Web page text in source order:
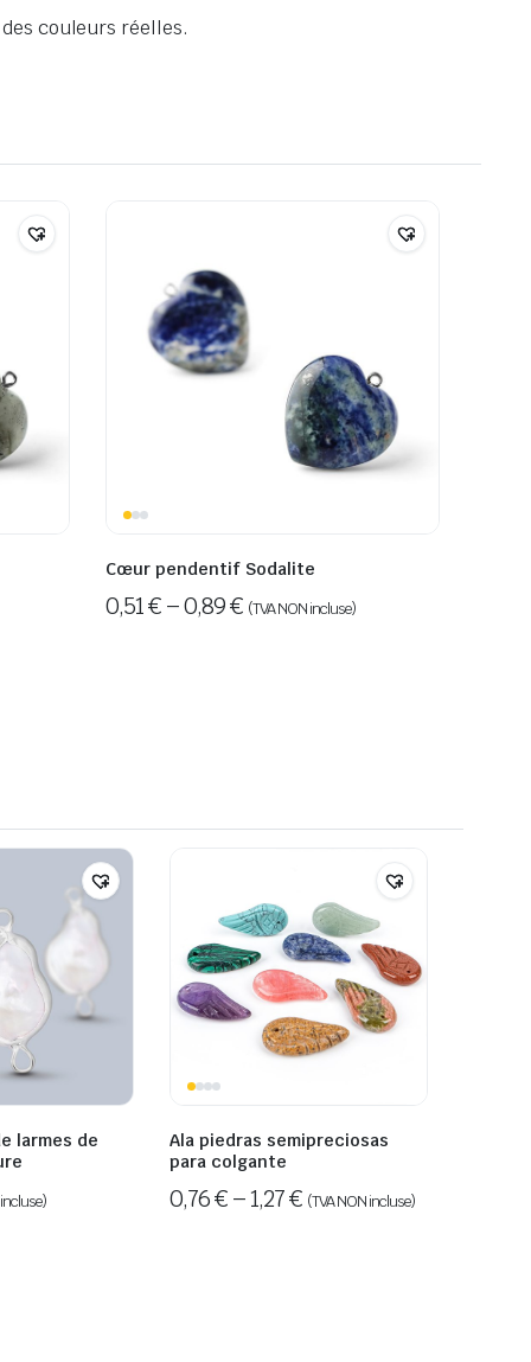
couleurs réelles.
Cœur pendentif Sodalite
0,51€–0,89€ (TVA NON incluse)
larmes de
Ala piedras semipreciosas
para colgante
0,76€ – 1,27€ (TVA NON incluse)